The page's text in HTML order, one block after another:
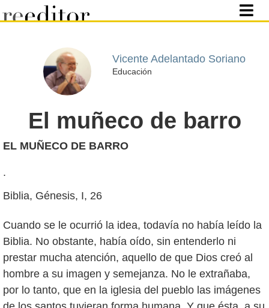
Vicente Adelantado Soriano
Educación
El muñeco de barro
EL MUÑECO DE BARRO
.
Biblia, Génesis, I, 26
Cuando se le ocurrió la idea, todavía no había leído la
Biblia. No obstante, había oído, sin entenderlo ni
prestar mucha atención, aquello de que Dios creó al
hombre a su imagen y semejanza. No le extrañaba,
por lo tanto, que en la iglesia del pueblo las imágenes